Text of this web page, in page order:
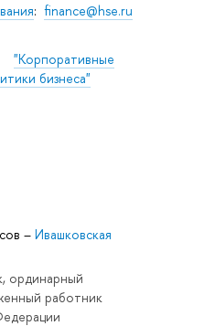
: finance@hse.ru
"Корпоративные
бизнеса"
– Ивашковская
ординарный
работник